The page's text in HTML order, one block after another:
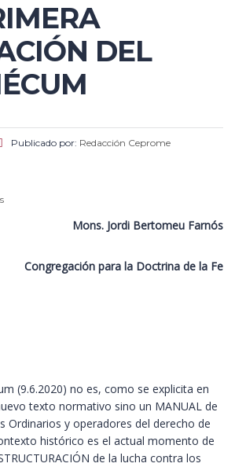
DEL
Publicado por: Redacción Ceprome
Mons. Jordi Bertomeu Farnós
Congregación para la Doctrina de la Fe
(9.6.2020) no es, como se explicita en
texto normativo sino un MANUAL de
Ordinarios y operadores del derecho de
histórico es el actual momento de
de la lucha contra los